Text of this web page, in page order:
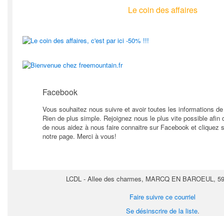
Le coin des affaires
Facebook
Vous souhaitez nous suivre et avoir toutes les informations
Rien de plus simple. Rejoignez nous le plus vite possible afin
de nous aidez à nous faire connaitre sur Facebook et cliquez
notre page. Merci à vous!
LCDL - Allee des charmes, MARCQ EN BAROEUL,
Faire suivre ce courriel
Se désinscrire de la liste.